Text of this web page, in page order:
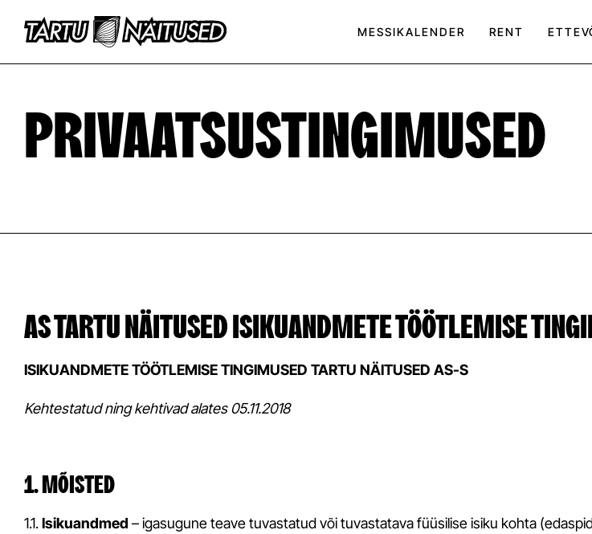
MESSIKALENDER RENT
PRIVAATSUSTINGIMUSED
AS TARTU NÄITUSED ISIKUANDMETE TÖÖTLEMISE
ISIKUANDMETE TÖÖTLEMISE TINGIMUSED TARTU NÄITUSED AS-S
Kehtestatud ning kehtivad alates 05.11.2018
1. MÕISTED
1.1.Isikuandmed – igasugune teave tuvastatud või tuvastatava füüsilise isiku kohta